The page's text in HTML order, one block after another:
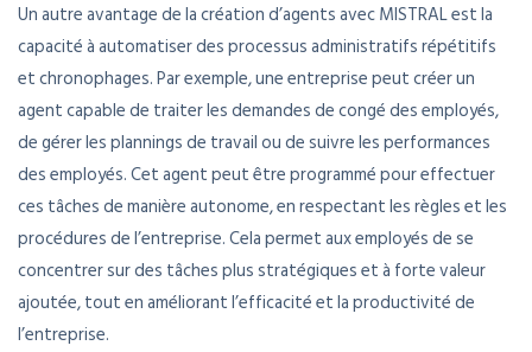
Un autre avantage de la création d’agents avec MISTRAL est la
capacité à automatiser des processus administratifs répétitifs
et chronophages. Par exemple, une entreprise peut créer un
agent capable de traiter les demandes de congé des employés,
de gérer les plannings de travail ou de suivre les performances
des employés. Cet agent peut être programmé pour effectuer
ces tâches de manière autonome, en respectant les règles et les
procédures de l’entreprise. Cela permet aux employés de se
concentrer sur des tâches plus stratégiques et à forte valeur
ajoutée, tout en améliorant l’efficacité et la productivité de
l’entreprise.